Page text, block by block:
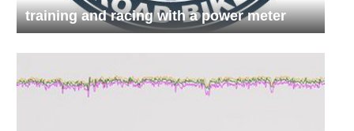
training and racing with a power meter